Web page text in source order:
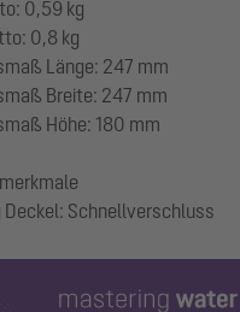
0,59 kg
0,8 kg
Länge: 247 mm
Breite: 247 mm
Höhe: 180 mm